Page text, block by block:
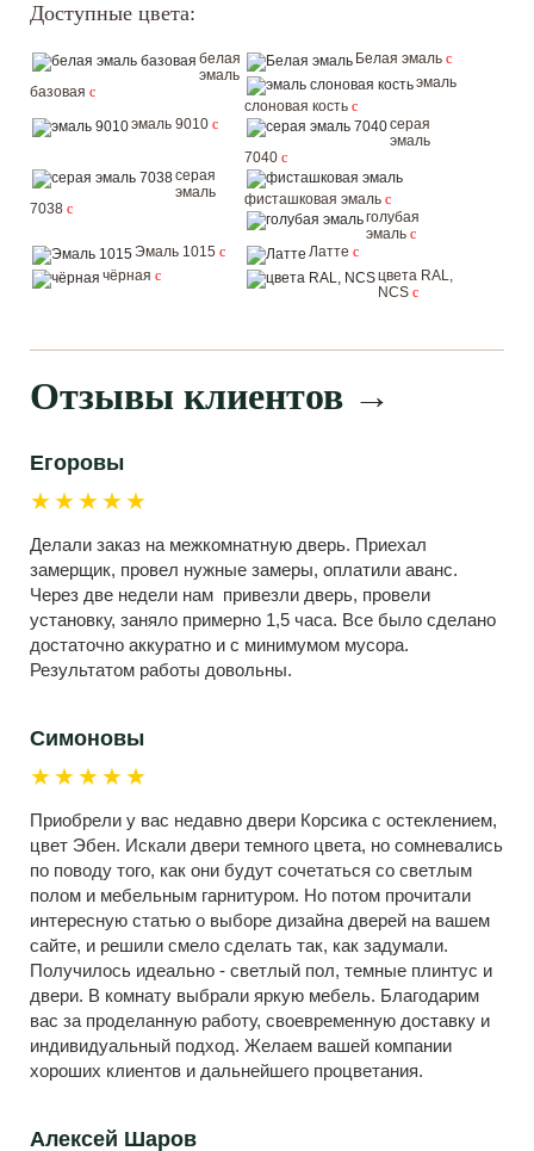
Доступные цвета:
белая
эмаль
базовая c
Белая эмаль c
эмаль
слоновая кость c
эмаль 9010 c
серая
эмаль
7040 c
серая
эмаль
7038 c
фисташковая эмаль c
голубая
эмаль c
Эмаль 1015 c Латте c
чёрная c
цвета RAL,
NCS c
Отзывы клиентов →
Егоровы
★★★★★
Делали заказ на межкомнатную дверь. Приехал
замерщик, провел нужные замеры, оплатили аванс.
Через две недели нам привезли дверь, провели
установку, заняло примерно 1,5 часа. Все было сделано
достаточно аккуратно и с минимумом мусора.
Результатом работы довольны.
Симоновы
★★★★★
Приобрели у вас недавно двери Корсика с остеклением,
цвет Эбен. Искали двери темного цвета, но сомневались
по поводу того, как они будут сочетаться со светлым
полом и мебельным гарнитуром. Но потом прочитали
интересную статью о выборе дизайна дверей на вашем
сайте, и решили смело сделать так, как задумали.
Получилось идеально - светлый пол, темные плинтус и
двери. В комнату выбрали яркую мебель. Благодарим
вас за проделанную работу, своевременную доставку и
индивидуальный подход. Желаем вашей компании
хороших клиентов и дальнейшего процветания.
Алексей Шаров